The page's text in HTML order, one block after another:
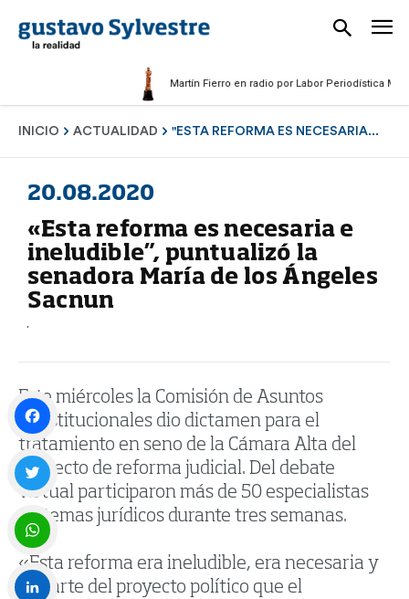
Martín Fierro en radio por Labor Periodística
INICIO ACTUALIDAD "ESTA REFORMA ES NECESARIA...
20.08.2020
«Esta reforma es necesaria e
ineludible”, puntualizó la
senadora María de los Ángeles
Sacnun
Este miércoles la Comisión de Asuntos
Constitucionales dio dictamen para el
tratamiento en seno de la Cámara Alta del
proyecto de reforma judicial. Del debate
virtual participaron más de 50 especialistas
en temas jurídicos durante tres semanas.
«Esta reforma era ineludible, era necesaria y
es parte del proyecto político que el
Facebook
Twitter
WhatsApp